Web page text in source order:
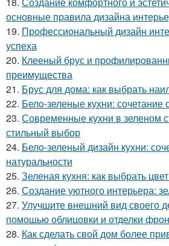
основные правила дизайна
19. Профессиональный дизайн
успеха
20. Клееный брус и
преимущества
21. Брус для дома: как выбрать
22. Бело-зеленые кухни: сочетание
23. Современные кухни в зеленом
стильный выбор
24. Бело-зеленый дизайн кухни:
натуральности
25. Зеленая кухня: как выбрать
26. Создание уютного интерьера:
27. Улучшите внешний вид своего
помощью облицовки и отделки
28. Как сделать свой дом более